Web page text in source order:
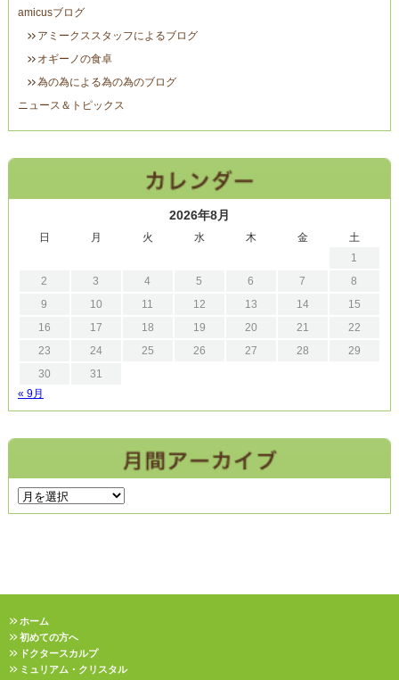
amicusブログ
アミークススタッフによるブログ
オギーノの食卓
為の為による為の為のブログ
ニュース＆トピックス
2026年8月
日 月 火 水 木 金
土
1
2
3 4 5 6 7
8
9
10 11 12 13 14
15
16
17 18 19 20 21
22
23
24 25 26 27 28
29
30
31
« 9月
ホーム
初めての方へ
ドクタースカルプ
ミュリアム・クリスタル